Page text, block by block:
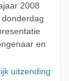
2008
en
uitzending